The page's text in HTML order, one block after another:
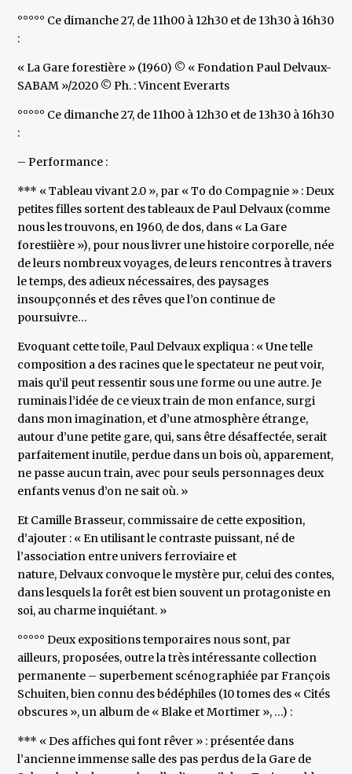
°°°°° Ce dimanche 27, de 11h00 à 12h30 et de 13h30 à 16h30
:
« La Gare forestière » (1960) © « Fondation Paul Delvaux-
SABAM »/2020 © Ph. : Vincent Everarts
°°°°° Ce dimanche 27, de 11h00 à 12h30 et de 13h30 à 16h30
:
– Performance :
*** « Tableau vivant 2.0 », par « To do Compagnie » : Deux
petites filles sortent des tableaux de Paul Delvaux (comme
nous les trouvons, en 1960, de dos, dans « La Gare
forestiière »), pour nous livrer une histoire corporelle, née
de leurs nombreux voyages, de leurs rencontres à travers
le temps, des adieux nécessaires, des paysages
insoupçonnés et des rêves que l’on continue de
poursuivre…
Evoquant cette toile, Paul Delvaux expliqua : « Une telle
composition a des racines que le spectateur ne peut voir,
mais qu’il peut ressentir sous une forme ou une autre. Je
ruminais l’idée de ce vieux train de mon enfance, surgi
dans mon imagination, et d’une atmosphère étrange,
autour d’une petite gare, qui, sans être désaffectée, serait
parfaitement inutile, perdue dans un bois où, apparement,
ne passe aucun train, avec pour seuls personnages deux
enfants venus d’on ne sait où. »
Et Camille Brasseur, commissaire de cette exposition,
d’ajouter : « En utilisant le contraste puissant, né de
l’association entre univers ferroviaire et
nature, Delvaux convoque le mystère pur, celui des contes,
dans lesquels la forêt est bien souvent un protagoniste en
soi, au charme inquiétant. »
°°°°° Deux expositions temporaires nous sont, par
ailleurs, proposées, outre la très intéressante collection
permanente – superbement scénographiée par François
Schuiten, bien connu des bédéphiles (10 tomes des « Cités
obscures », un album de « Blake et Mortimer », …) :
*** « Des affiches qui font rêver » : présentée dans
l’ancienne immense salle des pas perdus de la Gare de